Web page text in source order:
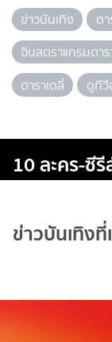
ข่าวบันเทิง ดา
อินสตราแกรมดาร
ดาราเดลี่
ดูทีวี
10 ละคร-ซี
ข่าวบันเทิง